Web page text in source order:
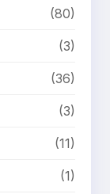
(80)
(3)
(36)
(3)
(11)
(1)